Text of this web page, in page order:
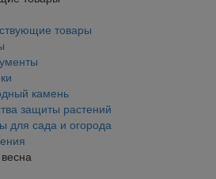
товары
камень
защиты растений
для сада и огорода